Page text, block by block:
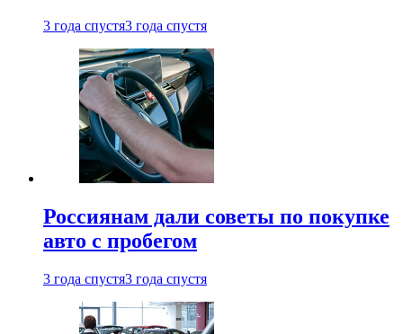
3 года спустя3 года спустя
Россиянам дали советы по покупке
авто с пробегом
3 года спустя3 года спустя